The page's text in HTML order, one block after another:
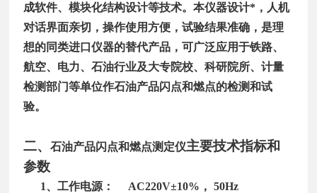
成软件、模块化结构设计等技术。本仪器设计*，人机
对话界面亲切，操作使用方便，试验结果准确，是理
想的同类进口仪器的替代产品，可广泛应用于铁路、
航空、电力、石油行业及大专院校、科研院所、计量
检测部门等单位作石油产品闪点和燃点的检测和试
验。
二、石油产品闪点和燃点测定仪主要技术指标和
参数
1、工作电源： AC220V±10%， 50Hz